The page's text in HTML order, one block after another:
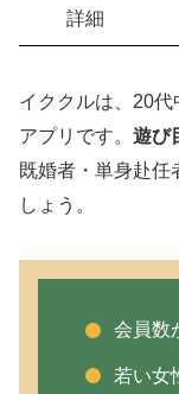
詳細
イククルは、20
アプリです。 遊び
既婚者・単身赴任
しょう。
会員数
若い女